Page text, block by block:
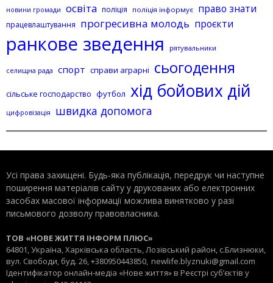
новини громади освіта поліція поліція інформує право знати
працевлаштування прогресивна молодь проєкти
ранкове зведення рятувальники
селищна рада спорт справи аграрні сьогодення
сільське господарство футбол хід бойових дій
цифровізація швидка допомога
Усі права захищені. Будь-яка публiкацiя, передрук чи наступне
поширення матеріалів сайту у друкованих або електронних
засобах масової інформації можлива винятково у разі
письмового дозволу правовласника.
ТОВ «НОВЕ ЖИТТЯ ІНФОРМ ПЛЮС»
64801, Україна, Харківська область, Лозівський район, с.Близнюки,
вул. Свободи, буд. 26, +380950443850, newlife.blyznuki@gmail.com
Ідентифікатор онлайн-медіа «Нове життя» в Реєстрі суб’єктів у